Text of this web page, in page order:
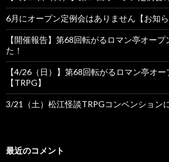
ン
6月にオープン定例会はありません【お知ら
【開催報告】第68回転がるロマン亭オー
た！
【4/26（日）】第68回転がるロマン亭オ
【TRPG】
3/21（土）松江怪談TRPGコンベンション
最近のコメント